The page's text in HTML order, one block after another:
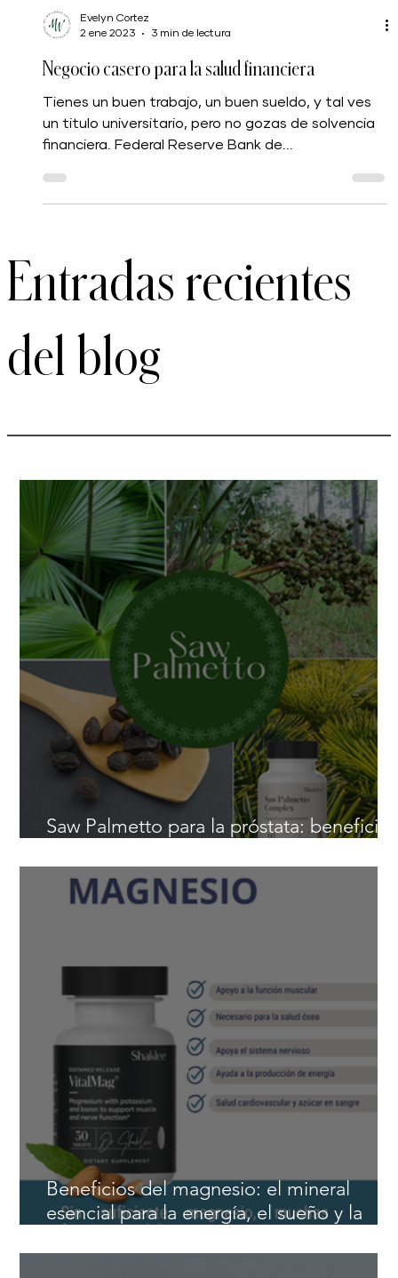
Entradas recientes
del blog
Saw Palmetto para la próstata: beneficios
naturales para hombres después de los
esencial para la energía, el sueño y la
Evelyn Cortez
2 ene 2023
3 min de lectura
Negocio casero para la salud financiera
Tienes un buen trabajo, un buen sueldo, y tal ves